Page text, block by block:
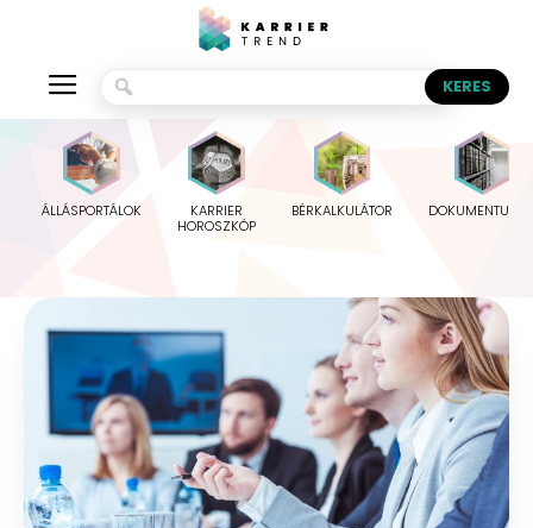
ÁLLÁSPORTÁLOK
KARRIER
HOROSZKÓP
BÉRKALKULÁTOR